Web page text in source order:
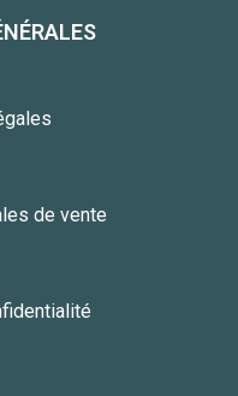
de vente